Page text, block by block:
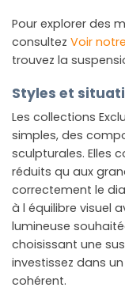
Pour explorer des
consultez Voir
trouvez la
Styles et
Les collections
simples, des
sculpturales. Elles
réduits qu aux
correctement le
à l équilibre visuel
lumineuse
choisissant une
investissez dans
cohérent.